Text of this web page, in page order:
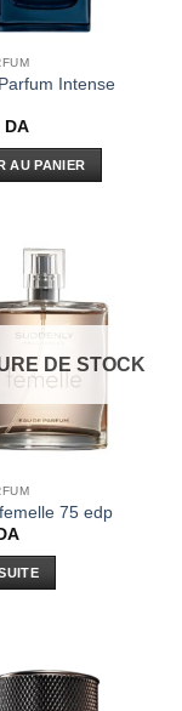
Intense
DA
AU PANIER
DE STOCK
75 edp
DA